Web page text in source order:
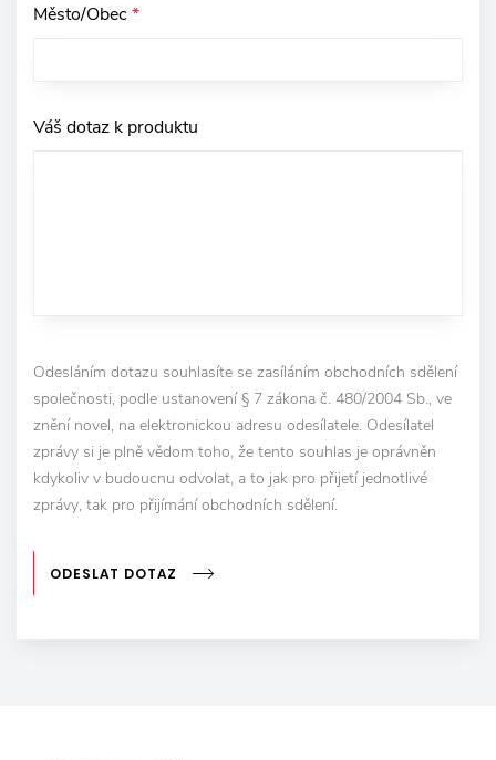
Město/Obec*
Váš dotaz k produktu
Odesláním dotazu souhlasíte se zasíláním obchodních sdělení
společnosti, podle ustanovení § 7 zákona č. 480/2004 Sb., ve
znění novel, na elektronickou adresu odesílatele. Odesílatel
zprávy si je plně vědom toho, že tento souhlas je oprávněn
kdykoliv v budoucnu odvolat, a to jak pro přijetí jednotlivé
zprávy, tak pro přijímání obchodních sdělení.
ODESLAT DOTAZ